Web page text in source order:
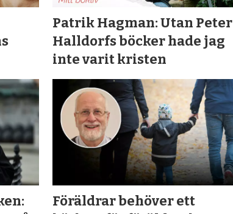
Patrik Hagman: Utan Peter
Halldorfs böcker hade jag
inte varit kristen
Föräldrar behöver ett